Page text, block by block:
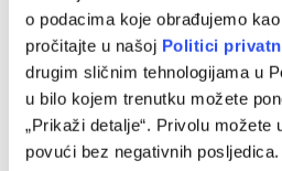
o podacima koje obrađujemo
pročitajte u našoj Politici
drugim sličnim tehnologijama u
u bilo kojem trenutku možete
„Prikaži detalje“. Privolu možete
povući bez negativnih posljedica.
UEFA pokrenula istragu
27/03/2025
Evropska fudbalska federacija
protiv igrača Real Madrida,
imenovala etičkog i disciplinskog